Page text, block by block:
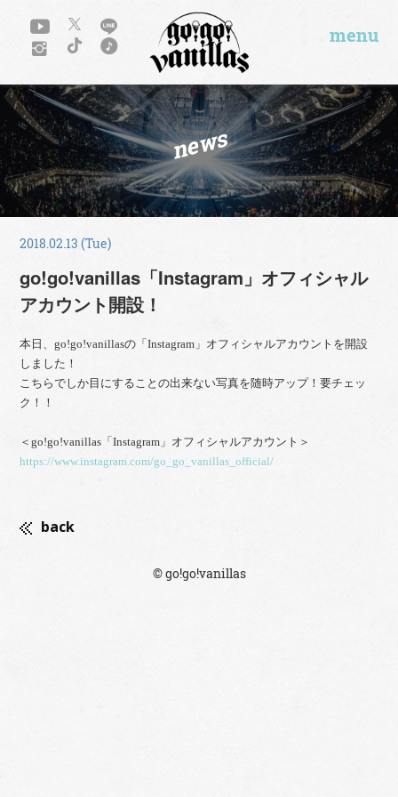
menu
news
2018.02.13 (Tue)
go!go!vanillas「Instagram」オフィシャル
アカウント開設！
本日、go!go!vanillasの「Instagram」オフィシャルアカウントを開設
しました！
こちらでしか目にすることの出来ない写真を随時アップ！要チェッ
ク！！
＜go!go!vanillas「Instagram」オフィシャルアカウント＞
https://www.instagram.com/go_go_vanillas_official/
back
© go!go!vanillas